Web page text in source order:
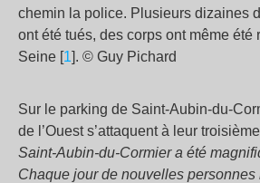
chemin la police. Plusieurs dizaines
ont été tués, des corps ont même été
Seine [1]. © Guy Pichard
Sur le parking de Saint-Aubin-du-
de l’Ouest s’attaquent à leur
Saint-Aubin-du-Cormier a été
Chaque jour de nouvelles personnes